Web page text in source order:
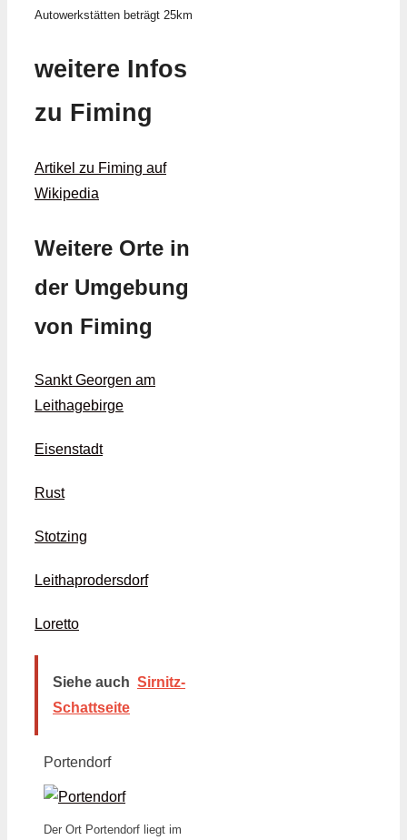
Autowerkstätten beträgt 25km
weitere Infos
zu Fiming
Artikel zu Fiming auf
Wikipedia
Weitere Orte in
der Umgebung
von Fiming
Sankt Georgen am
Leithagebirge
Eisenstadt
Rust
Stotzing
Leithaprodersdorf
Loretto
Siehe auch Sirnitz-
Schattseite
Portendorf
Der Ort Portendorf liegt im